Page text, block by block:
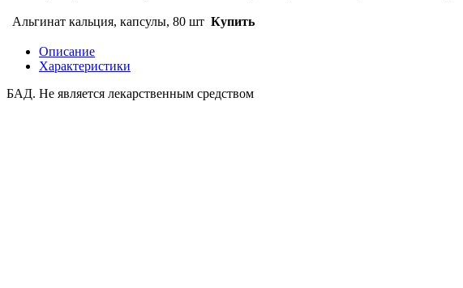
Альгинат кальция, капсулы, 80 шт Купить
Описание
Характеристики
БАД. Не является лекарственным средством